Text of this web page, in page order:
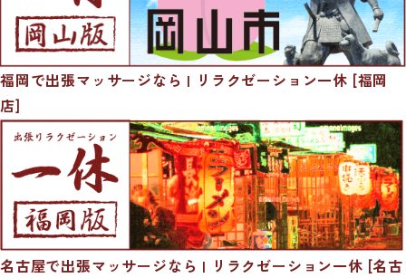
福岡で出張マッサージなら | リラクゼーション一休 [福岡
店]
名古屋で出張マッサージなら | リラクゼーション一休 [名古